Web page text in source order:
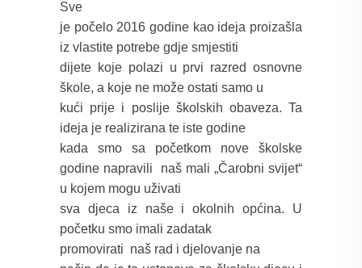
Sve
je počelo 2016 godine kao ideja proizašla
iz vlastite potrebe gdje smjestiti
dijete koje polazi u prvi razred osnovne
škole, a koje ne može ostati samo u
kući prije i poslije školskih obaveza. Ta
ideja je realizirana te iste godine
kada smo sa početkom nove školske
godine napravili
naš mali „Čarobni svijet“
u kojem mogu uživati
sva djeca iz naše i okolnih općina. U
početku smo imali zadatak
promovirati naš rad i djelovanje na